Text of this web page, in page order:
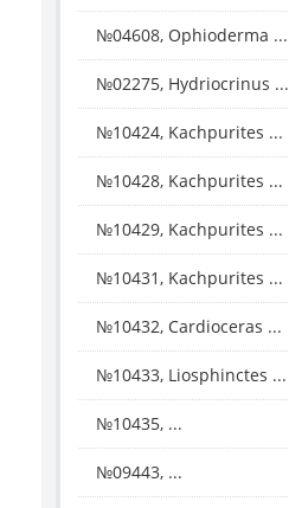
№04608, Ophioderma ...
№02275, Hydriocrinus ...
№10424, Kachpurites ...
№10428, Kachpurites ...
№10429, Kachpurites ...
№10431, Kachpurites ...
№10432, Cardioceras ...
№10433, Liosphinctes ...
№10435, ...
№09443, ...